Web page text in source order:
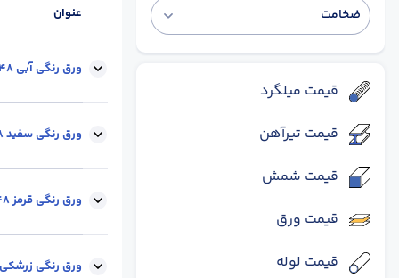
ضخامت
قیمت میلگرد
قیمت تیرآهن
قیمت شمش
قیمت ورق
قیمت لوله
عنوان
ورق رنگی آبی 0.48 میل - عرض 1.25 متر -رول
ابعاد : عرض 1.25
ورق رنگی سفید 0.48 میل - عرض 1.25 متر -رول
ابعاد : عرض 1.25
ورق رنگی قرمز 0.48 میل - عرض 1.25 متر -رول
ابعاد : عرض 1.25
ورق رنگی زرشکی 0.48 میل - عرض 1.25 متر -